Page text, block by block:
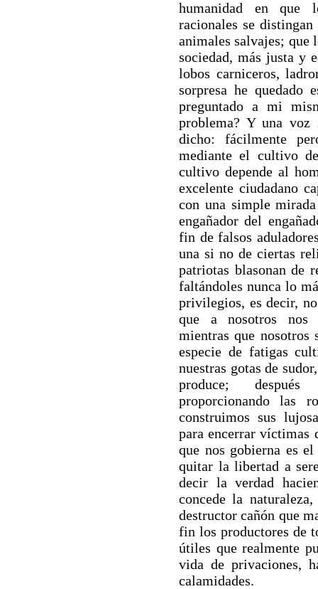
humanidad en que
racionales se
animales salvajes; que
sociedad, más justa y
lobos carniceros,
sorpresa he quedado
preguntado a mi
problema? Y una
dicho: fácilmente
mediante el cultivo
cultivo depende al
excelente ciudadano
con una simple
engañador del
fin de falsos
una si no de ciertas
patriotas blasonan de
faltándoles nunca lo
privilegios, es decir,
que a nosotros nos
mientras que nosotros
especie de fatigas
nuestras gotas de
produce;
proporcionando las
construimos sus
para encerrar víctimas
que nos gobierna es
quitar la libertad a
decir la verdad
concede la
destructor cañón que
fin los productores de
útiles que realmente
vida de privaciones,
calamidades.